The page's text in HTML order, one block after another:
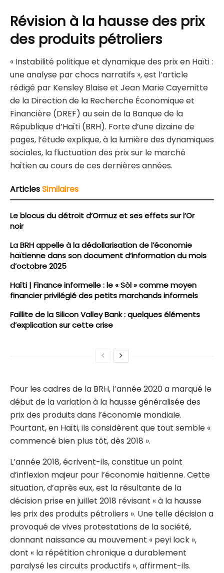
Révision à la hausse des prix
des produits pétroliers
« Instabilité politique et dynamique des prix en Haïti :
une analyse par chocs narratifs », est l’article
rédigé par Kensley Blaise et Jean Marie Cayemitte
de la Direction de la Recherche Économique et
Financière (DREF) au sein de la Banque de la
République d’Haïti (BRH). Forte d’une dizaine de
pages, l’étude explique, à la lumière des dynamiques
sociales, la fluctuation des prix sur le marché
haïtien au cours de ces dernières années.
ArticlesSimilaires
Le blocus du détroit d’Ormuz et ses effets sur l’Or
noir
La BRH appelle à la dédollarisation de l’économie
haïtienne dans son document d’information du mois
d’octobre 2025
Haïti | Finance informelle : le « Sòl » comme moyen
financier privilégié des petits marchands informels
Faillite de la Silicon Valley Bank : quelques éléments
d’explication sur cette crise
Pour les cadres de la BRH, l’année 2020 a marqué le
début de la variation à la hausse généralisée des
prix des produits dans l’économie mondiale.
Pourtant, en Haïti, ils considèrent que tout semble «
commencé bien plus tôt, dès 2018 ».
L’année 2018, écrivent-ils, constitue un point
d’inflexion majeur pour l’économie haïtienne. Cette
situation, d’après eux, est la résultante de la
décision prise en juillet 2018 révisant « à la hausse
les prix des produits pétroliers ». Une telle décision a
provoqué de vives protestations de la société,
donnant naissance au mouvement « peyi lock »,
dont « la répétition chronique a durablement
paralysé les circuits productifs », affirment-ils.